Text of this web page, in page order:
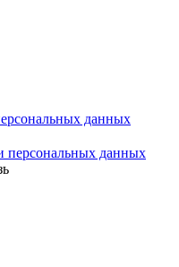
данных
персональных данных